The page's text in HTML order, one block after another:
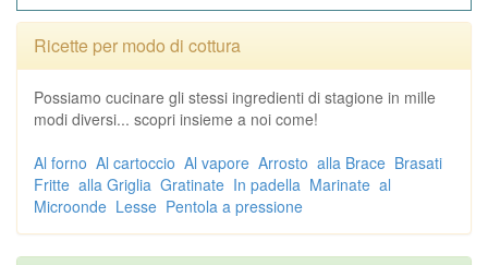
Ricette per modo di cottura
Possiamo cucinare gli stessi ingredienti di stagione in mille
modi diversi... scopri insieme a noi come!
Al forno Al cartoccio Al vapore Arrosto alla Brace Brasati
Fritte alla Griglia Gratinate In padella Marinate al
Microonde Lesse Pentola a pressione